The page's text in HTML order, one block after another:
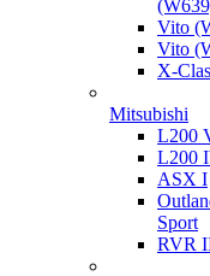
Vito
Vito
X-
Mitsubishi
L200
L200
ASX I
Sport
RVR